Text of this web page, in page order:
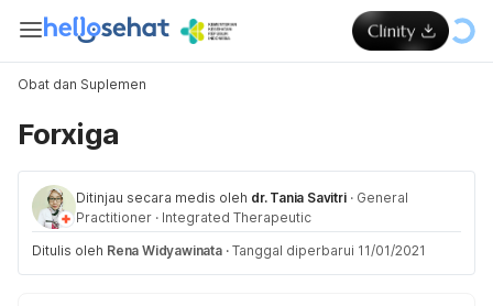
Obat dan Suplemen
Forxiga
Ditinjau secara medis oleh dr. Tania Savitri · General
Practitioner · Integrated Therapeutic
Ditulis oleh Rena Widyawinata · Tanggal diperbarui 11/01/2021